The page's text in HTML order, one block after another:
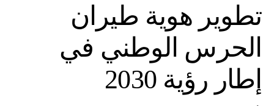
تطوير هوية طيران
الحرس الوطني في
إطار رؤية 2030